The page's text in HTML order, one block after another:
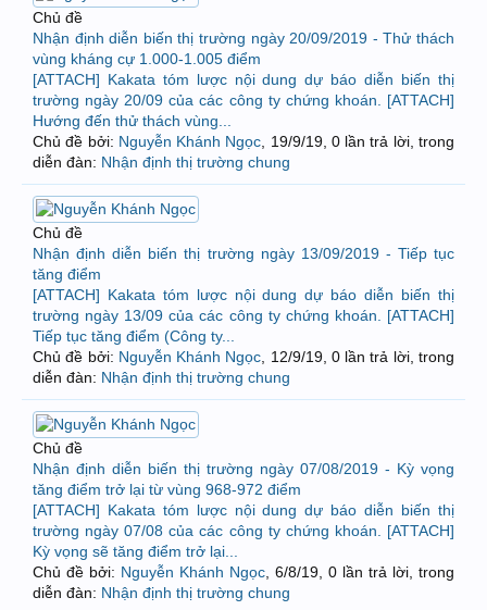
Chủ đề
Nhận định diễn biến thị trường ngày 20/09/2019 - Thử thách
vùng kháng cự 1.000-1.005 điểm
[ATTACH] Kakata tóm lược nội dung dự báo diễn biến thị
trường ngày 20/09 của các công ty chứng khoán. [ATTACH]
Hướng đến thử thách vùng...
Chủ đề bởi: Nguyễn Khánh Ngọc 19/9/19, 0 lần trả lời, trong
diễn đàn: Nhận định thị trường chung
Chủ đề
Nhận định diễn biến thị trường ngày 13/09/2019 - Tiếp tục
tăng điểm
[ATTACH] Kakata tóm lược nội dung dự báo diễn biến thị
trường ngày 13/09 của các công ty chứng khoán. [ATTACH]
Tiếp tục tăng điểm (Công ty...
Chủ đề bởi: Nguyễn Khánh Ngọc 12/9/19, 0 lần trả lời, trong
diễn đàn: Nhận định thị trường chung
Chủ đề
Nhận định diễn biến thị trường ngày 07/08/2019 - Kỳ vọng
tăng điểm trở lại từ vùng 968-972 điểm
[ATTACH] Kakata tóm lược nội dung dự báo diễn biến thị
trường ngày 07/08 của các công ty chứng khoán. [ATTACH]
Kỳ vọng sẽ tăng điểm trở lại...
Chủ đề bởi: Nguyễn Khánh Ngọc 6/8/19 , 0 lần trả lời, trong
diễn đàn: Nhận định thị trường chung